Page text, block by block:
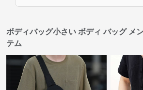
ボディバッグ小さい ボディ バッグ メ
テム